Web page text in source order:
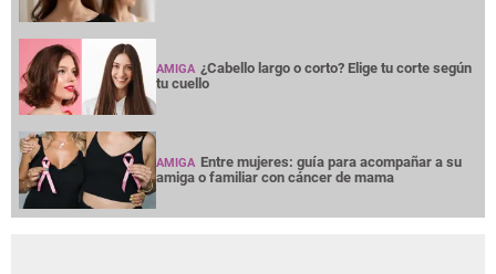
AMIGA ¿Cabello largo o corto? Elige tu corte según
tu cuello
AMIGA Entre mujeres: guía para acompañar a su
amiga o familiar con cáncer de mama